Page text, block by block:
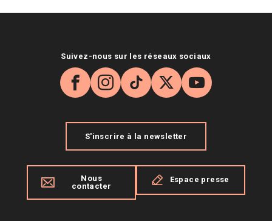
Suivez-nous sur les réseaux sociaux
Facebook
Instagram
TikTok
X YouTube
S'inscrire à la newsletter
Nous
contacter
Espace presse